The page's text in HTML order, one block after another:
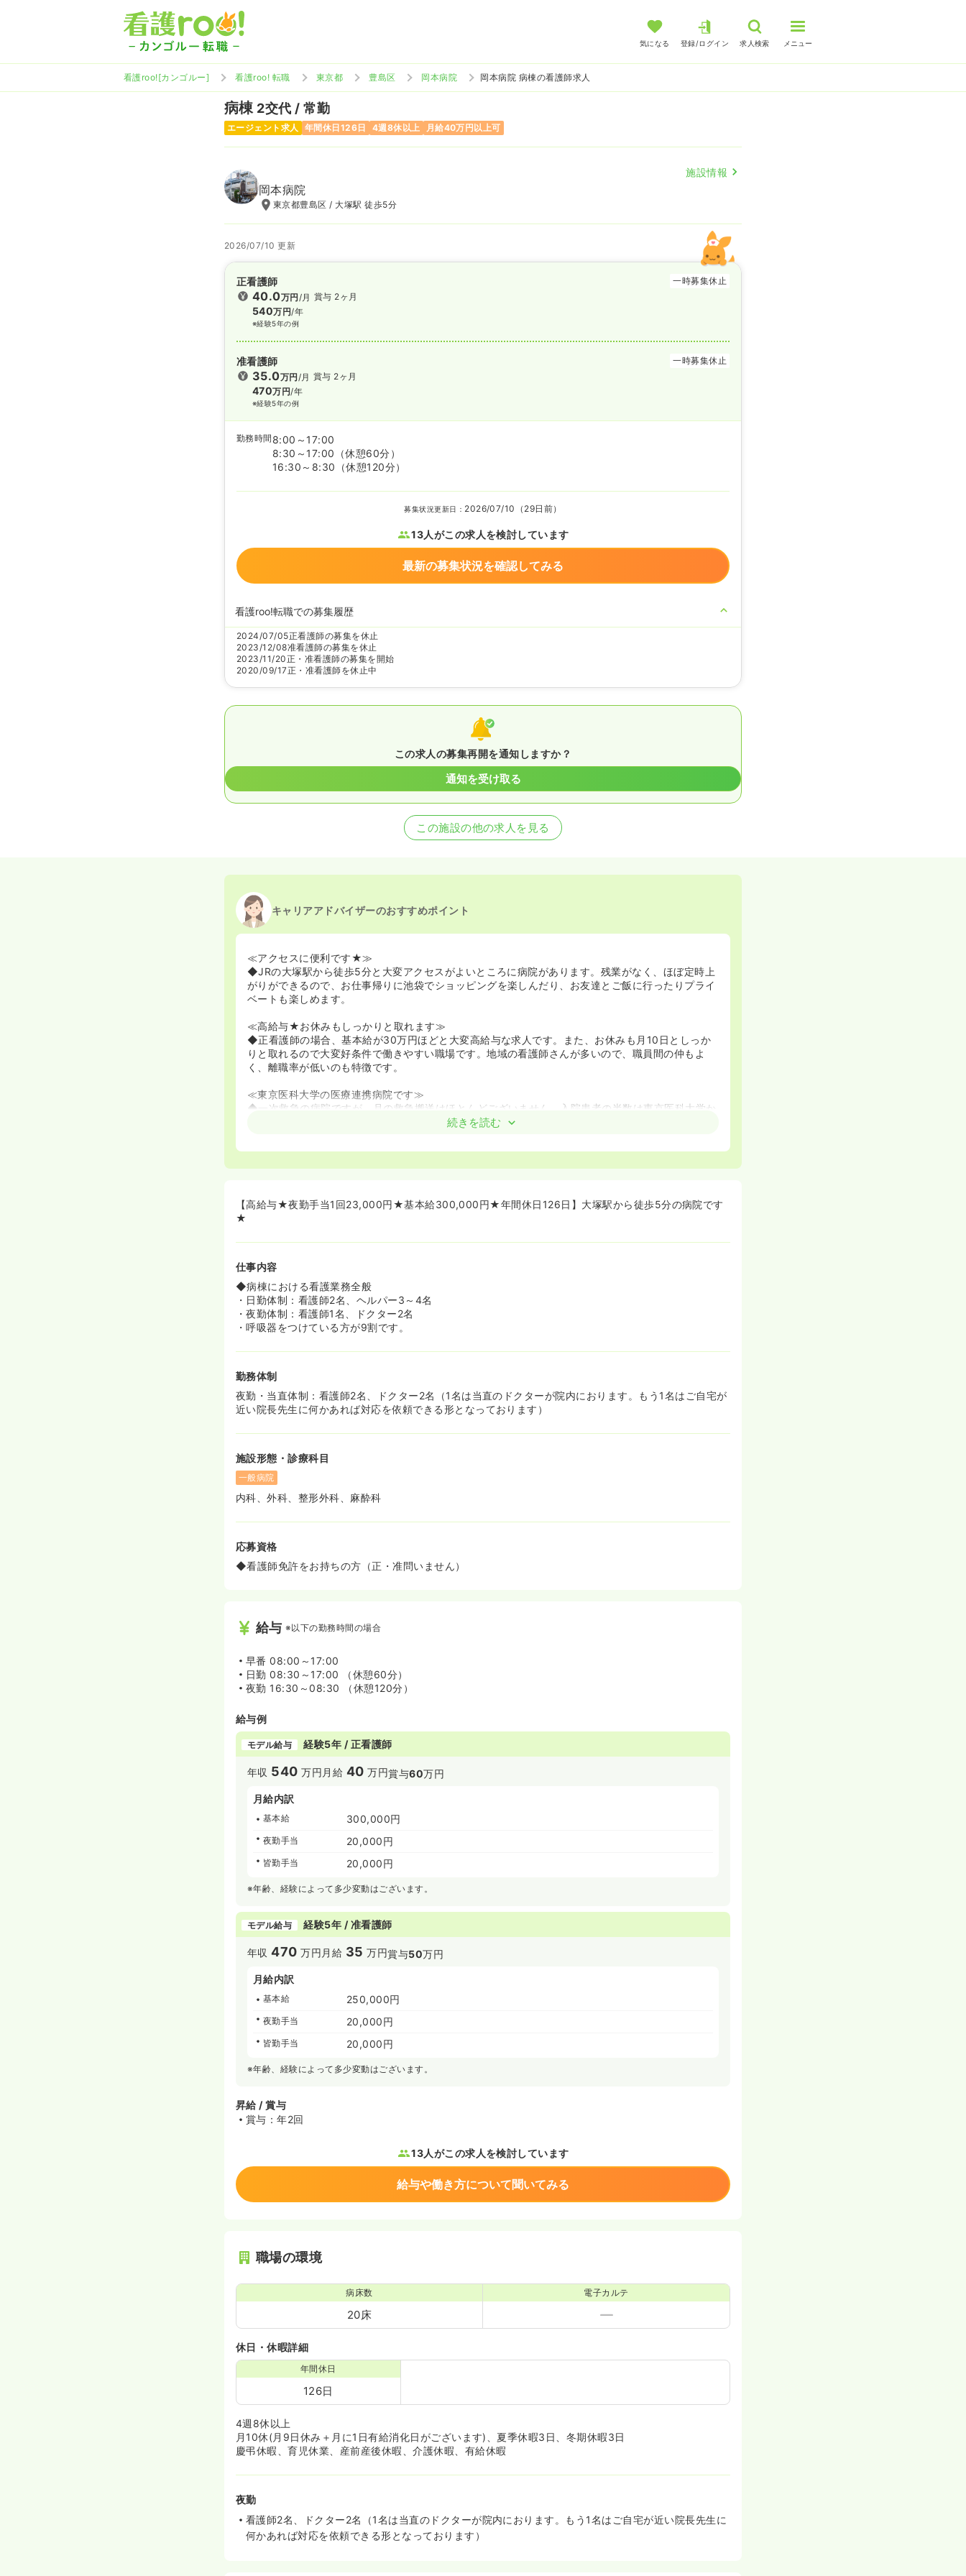
気になる 登録/ログイン 求人検索 メニュー
看護roo![カンゴルー] 看護roo! 転職 東京都 豊島区 岡本病院 岡本病院 病棟の看護師求人
病棟 2交代 / 常勤
エージェント求人 年間休日126日 4週8休以上 月給40万円以上可
施設情報
岡本病院
東京都豊島区 / 大塚駅 徒歩5分
2026/07/10 更新
正看護師 一時募集休止
40.0万円/月
540万円/年
※経験5年の例
賞与 2ヶ月
准看護師 一時募集休止
35.0万円/月
470万円/年
※経験5年の例
賞与 2ヶ月
勤務時間 8:00～17:00
8:30～17:00
（休憩60分）
16:30～8:30
（休憩120分）
募集状況更新日： 2026/07/10（29日前）
13人がこの求人を検討しています
最新の募集状況を確認してみる
看護roo!転職での募集履歴
2024/07/05正看護師の募集を休止
2023/12/08准看護師の募集を休止
2023/11/20正・准看護師の募集を開始
2020/09/17正・准看護師を休止中
この求人の募集再開を通知しますか？
通知を受け取る
この施設の他の求人を見る
キャリアアドバイザーのおすすめポイント
≪アクセスに便利です★≫
◆JRの大塚駅から徒歩5分と大変アクセスがよいところに病院があります。残業がなく、ほぼ定時上
がりができるので、お仕事帰りに池袋でショッピングを楽しんだり、お友達とご飯に行ったりプライ
ベートも楽しめます。
≪高給与★お休みもしっかりと取れます≫
◆正看護師の場合、基本給が30万円ほどと大変高給与な求人です。また、お休みも月10日としっか
りと取れるので大変好条件で働きやすい職場です。地域の看護師さんが多いので、職員間の仲もよ
く、離職率が低いのも特徴です。
≪東京医科大学の医療連携病院です≫
◆一次救急の病院ですが、月の救急搬送はほとんどございません。入院患者の半数は東京医科大学か
≪呼吸器管理の知識が活かせます≫
続きを読む
【高給与★夜勤手当1回23,000円★基本給300,000円★年間休日126日】大塚駅から徒歩5分の病院です
★
仕事内容
◆病棟における看護業務全般
・日勤体制：看護師2名、ヘルパー3～4名
・夜勤体制：看護師1名、ドクター2名
・呼吸器をつけている方が9割です。
勤務体制
夜勤・当直体制：看護師2名、ドクター2名（1名は当直のドクターが院内におります。もう1名はご自宅が
近い院長先生に何かあれば対応を依頼できる形となっております）
施設形態・診療科目
一般病院
内科、外科、整形外科、麻酔科
応募資格
◆看護師免許をお持ちの方（正・准問いません）
給与 ※以下の勤務時間の場合
早番 08:00～17:00
日勤 08:30～17:00 （休憩60分）
夜勤 16:30～08:30 （休憩120分）
給与例
モデル給与 経験5年 / 正看護師
年収 540 万円 月給 40 万円賞与60万円
月給内訳
基本給 300,000円
夜勤手当 20,000円
皆勤手当 20,000円
※年齢、経験によって多少変動はございます。
モデル給与 経験5年 / 准看護師
年収470 万円 月給 35 万円賞与50万円
月給内訳
基本給 250,000円
夜勤手当 20,000円
皆勤手当 20,000円
※年齢、経験によって多少変動はございます。
昇給 / 賞与
賞与：年2回
13人がこの求人を検討しています
給与や働き方について聞いてみる
職場の環境
病床数
20床
電子カルテ
休日・休暇詳細
年間休日
126日
4週8休以上
月10休(月9日休み＋月に1日有給消化日がございます)、夏季休暇3日、冬期休暇3日
慶弔休暇、育児休業、産前産後休暇、介護休暇、有給休暇
夜勤
看護師2名、ドクター2名（1名は当直のドクターが院内におります。もう1名はご自宅が近い院長先生に
何かあれば対応を依頼できる形となっております）